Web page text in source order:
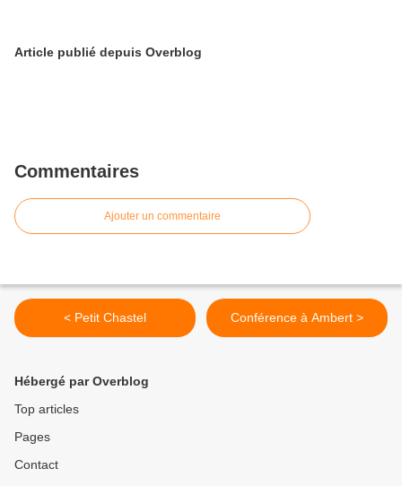
Article publié depuis Overblog
Commentaires
Ajouter un commentaire
< Petit Chastel Conférence à Ambert >
Hébergé par Overblog
Top articles
Pages
Contact